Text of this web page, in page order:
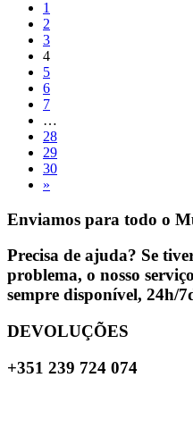
1
2
3
4
5
6
7
…
28
29
30
»
Enviamos para todo o
Precisa de ajuda? Se
problema, o nosso
sempre disponível, 24h/
DEVOLUÇÕES
+351 239 724 074